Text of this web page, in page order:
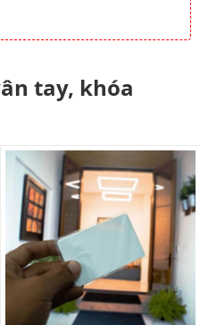
tay, khóa